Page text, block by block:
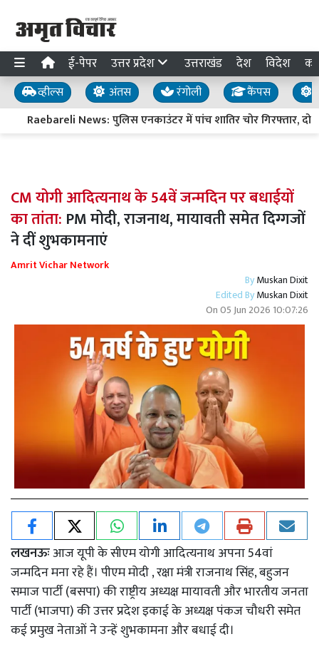
ई-पेपर उत्तर प्रदेश उत्तराखंड देश विदेश
व्हील्स अंतस रंगोली कैंपस
Raebareli News: पुलिस एनकाउंटर में पांच शातिर चोर गिरफ्तार, दो
CM योगी आदित्यनाथ के 54वें जन्मदिन पर बधाईयों
का तांता: PM मोदी, राजनाथ, मायावती समेत दिग्गजों
ने दीं शुभकामनाएं
Amrit Vichar Network
ByMuskan Dixit
Edited ByMuskan Dixit
On05 Jun 2026 10:07:26
लखनऊःआज यूपी के सीएम योगी आदित्यनाथ अपना 54वां
जन्मदिन मना रहे हैं। पीएम मोदी , रक्षा मंत्री राजनाथ सिंह, बहुजन
समाज पार्टी (बसपा) की राष्ट्रीय अध्यक्ष मायावती और भारतीय जनता
पार्टी (भाजपा) की उत्तर प्रदेश इकाई के अध्यक्ष पंकज चौधरी समेत
कई प्रमुख नेताओं ने उन्हें शुभकामना और बधाई दी।